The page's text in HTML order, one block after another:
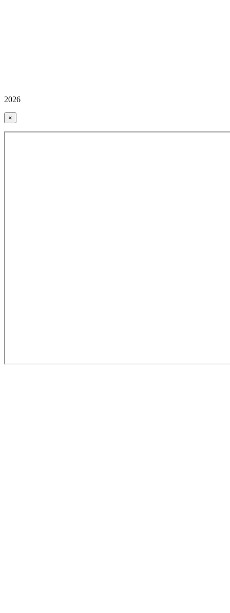
2026
×